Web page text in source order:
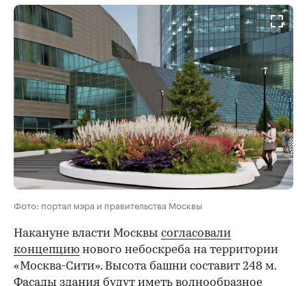
Фото: портал мэра и правительства Москвы
Накануне власти Москвы согласовали
концепцию нового небоскреба на территории
«Москва-Cити». Высота башни составит 248 м.
Фасады здания будут иметь волнообразное